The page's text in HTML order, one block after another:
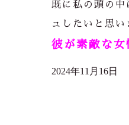
既に私の頭の中
ュしたいと思い
彼が素敵な
2024年11月16日